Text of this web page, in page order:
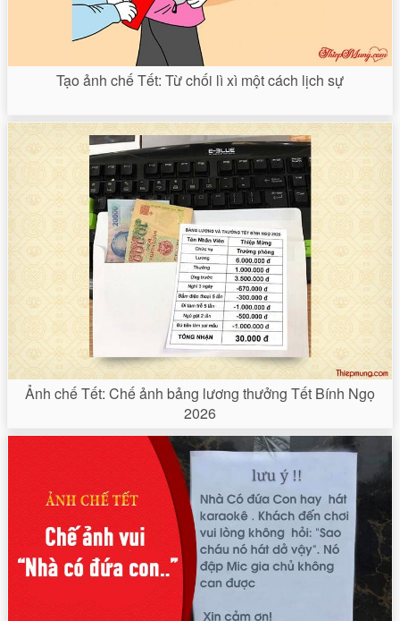
Tạo ảnh chế Tết: Từ chối lì xì một cách lịch sự
Ảnh chế Tết: Chế ảnh bảng lương thưởng Tết Bính Ngọ
2026